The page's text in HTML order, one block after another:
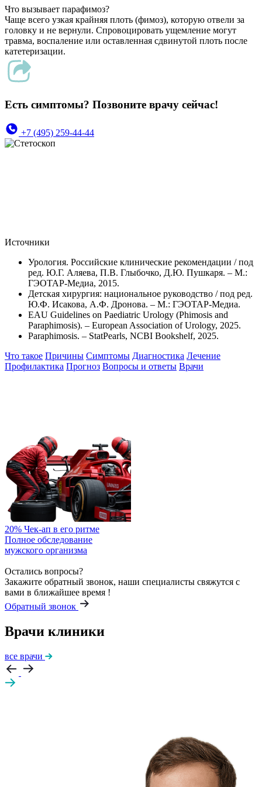
Что вызывает парафимоз?
Чаще всего узкая крайняя плоть (фимоз), которую отвели за
головку и не вернули. Спровоцировать ущемление могут
травма, воспаление или оставленная сдвинутой плоть после
катетеризации.
Есть симптомы? Позвоните врачу сейчас!
+7 (495) 259-44-44
Источники
Урология. Российские клинические рекомендации / под
ред. Ю.Г. Аляева, П.В. Глыбочко, Д.Ю. Пушкаря. – М.:
ГЭОТАР-Медиа, 2015.
Детская хирургия: национальное руководство / под ред.
Ю.Ф. Исакова, А.Ф. Дронова. – М.: ГЭОТАР-Медиа.
EAU Guidelines on Paediatric Urology (Phimosis and
Paraphimosis). – European Association of Urology, 2025.
Paraphimosis. – StatPearls, NCBI Bookshelf, 2025.
Что такое Причины Симптомы Диагностика Лечение
Профилактика Прогноз Вопросы и ответы Врачи
20% Чек-ап в его ритме
Полное обследование
мужского организма
Остались вопросы?
Закажите обратный звонок, наши специалисты свяжутся с
вами в ближайшее время !
Обратный звонок
Врачи клиники
все врачи